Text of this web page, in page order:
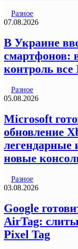
Разное
07.08.2026
В Украине
смартфонов:
контроль
Разное
05.08.2026
Microsoft
обновление
легендарные
новые
Разное
03.08.2026
Google
AirTag:
Pixel Tag